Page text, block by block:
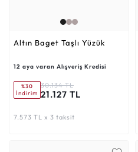
Altın Baget Taşlı Yüzük
12 aya varan Alışveriş Kredisi
%30
İndirim
30.134 TL
21.127 TL
7.573 TL x 3 taksit